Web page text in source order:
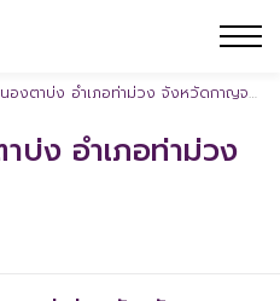
องตาบ่ง อำเภอท่าม่วง จังหวัดกาญจนบุรี
บ่ง อำเภอท่าม่วง